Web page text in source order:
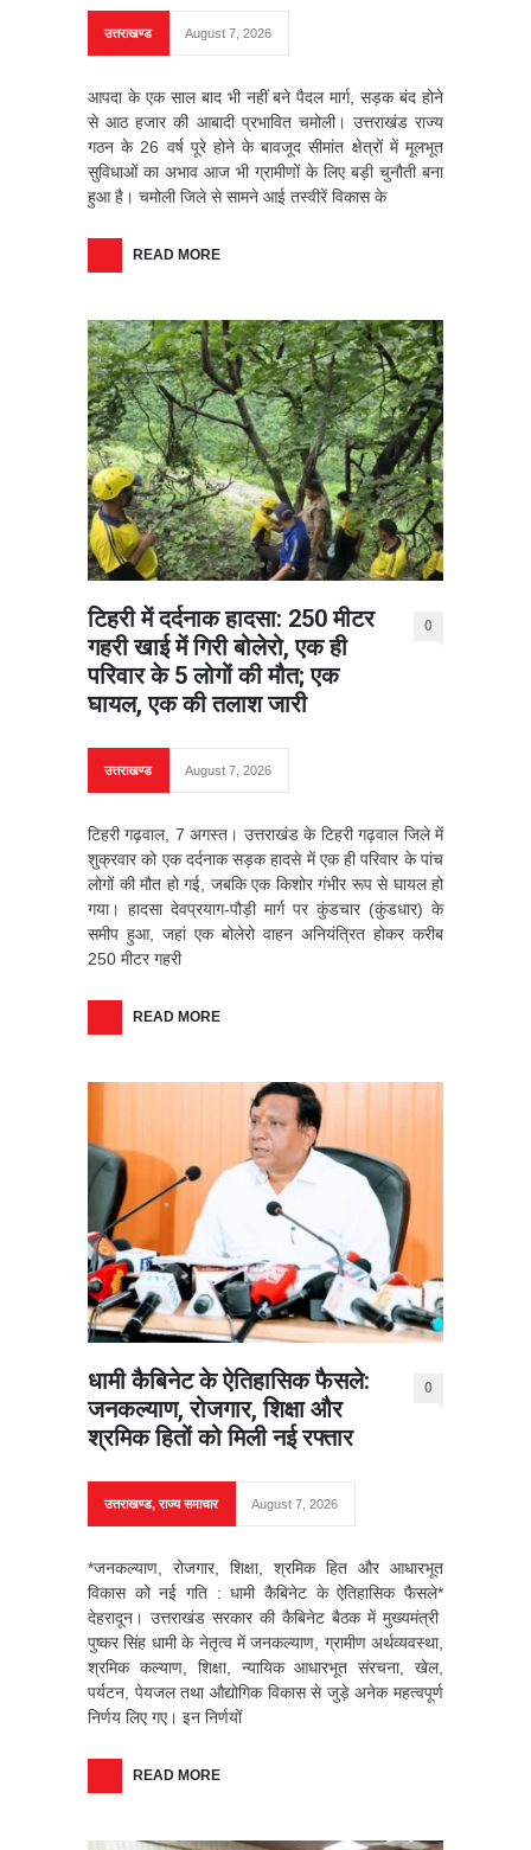
उत्तराखण्ड August 7, 2026
आपदा के एक साल बाद भी नहीं बने पैदल मार्ग, सड़क बंद होने
से आठ हजार की आबादी प्रभावित चमोली। उत्तराखंड राज्य
गठन के 26 वर्ष पूरे होने के बावजूद सीमांत क्षेत्रों में मूलभूत
सुविधाओं का अभाव आज भी ग्रामीणों के लिए बड़ी चुनौती बना
हुआ है। चमोली जिले से सामने आई तस्वीरें विकास के
READ MORE
टिहरी में दर्दनाक हादसा: 250 मीटर
गहरी खाई में गिरी बोलेरो, एक ही
परिवार के 5 लोगों की मौत; एक
घायल, एक की तलाश जारी
0
उत्तराखण्ड August 7, 2026
टिहरी गढ़वाल, 7 अगस्त। उत्तराखंड के टिहरी गढ़वाल जिले में
शुक्रवार को एक दर्दनाक सड़क हादसे में एक ही परिवार के पांच
लोगों की मौत हो गई, जबकि एक किशोर गंभीर रूप से घायल हो
गया। हादसा देवप्रयाग-पौड़ी मार्ग पर कुंडचार (कुंडधार) के
समीप हुआ, जहां एक बोलेरो वाहन अनियंत्रित होकर करीब
250 मीटर गहरी
READ MORE
धामी कैबिनेट के ऐतिहासिक फैसले:
जनकल्याण, रोजगार, शिक्षा और
श्रमिक हितों को मिली नई रफ्तार
0
उत्तराखण्ड,राज्य समाचार August 7, 2026
*जनकल्याण, रोजगार, शिक्षा, श्रमिक हित और आधारभूत
विकास को नई गति : धामी कैबिनेट के ऐतिहासिक फैसले*
देहरादून। उत्तराखंड सरकार की कैबिनेट बैठक में मुख्यमंत्री
पुष्कर सिंह धामी के नेतृत्व में जनकल्याण, ग्रामीण अर्थव्यवस्था,
श्रमिक कल्याण, शिक्षा, न्यायिक आधारभूत संरचना, खेल,
पर्यटन, पेयजल तथा औद्योगिक विकास से जुड़े अनेक महत्वपूर्ण
निर्णय लिए गए। इन निर्णयों
READ MORE